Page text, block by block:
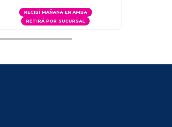
RECIBÍ MAÑANA EN AMBA
RETIRÁ POR SUCURSAL